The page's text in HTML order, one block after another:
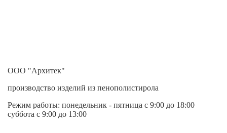
ООО "Архитек"
производство изделий из пенополистирола
Режим работы: понедельник - пятница с 9:00 до 18:00
суббота с 9:00 до 13:00